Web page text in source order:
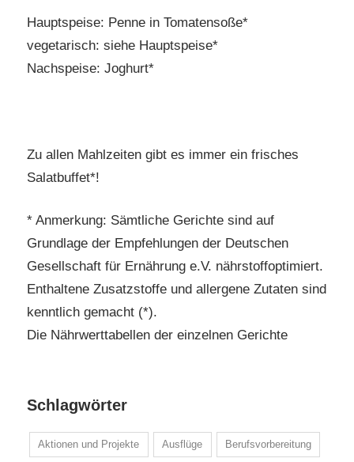
Hauptspeise: Penne in Tomatensoße*
vegetarisch: siehe Hauptspeise*
Nachspeise: Joghurt*
Zu allen Mahlzeiten gibt es immer ein frisches
Salatbuffet*!
* Anmerkung: Sämtliche Gerichte sind auf
Grundlage der Empfehlungen der Deutschen
Gesellschaft für Ernährung e.V. nährstoffoptimiert.
Enthaltene Zusatzstoffe und allergene Zutaten sind
kenntlich gemacht (*).
Die Nährwerttabellen der einzelnen Gerichte
Schlagwörter
Aktionen und Projekte Ausflüge Berufsvorbereitung